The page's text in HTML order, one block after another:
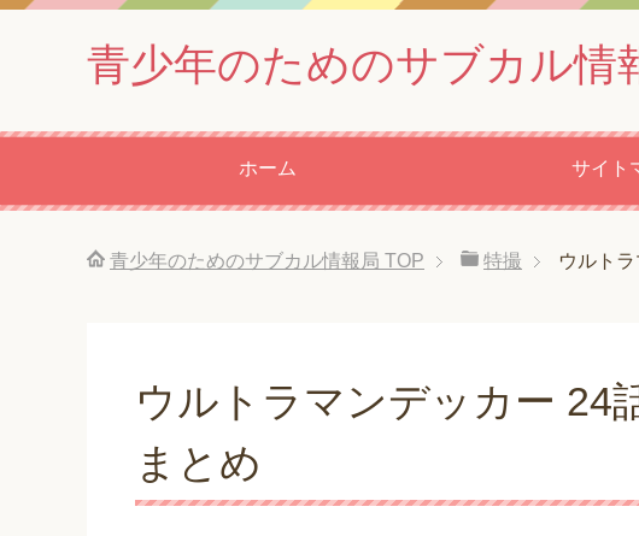
青少年のためのサブカル情
ホーム サイト
青少年のためのサブカル情報局 TOP 特撮 ウルト
ウルトラマンデッカー 24
まとめ